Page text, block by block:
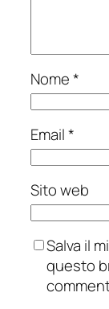
Nome*
Email*
Sito web
Salva il
questo